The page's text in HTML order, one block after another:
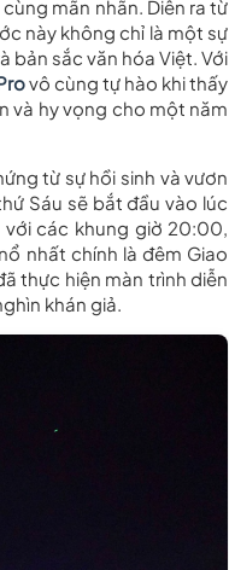
mãn nhãn. Diễn ra từ
này không chỉ là một sự
bản sắc văn hóa Việt. Với
vô cùng tự hào khi thấy
và hy vọng cho một năm
từ sự hồi sinh và vươn
Sáu sẽ bắt đầu vào lúc
với các khung giờ 20:00,
nhất chính là đêm Giao
thực hiện màn trình diễn
khán giả.